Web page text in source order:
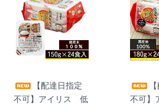
【配達日指定
不可】アイリス 低
不可